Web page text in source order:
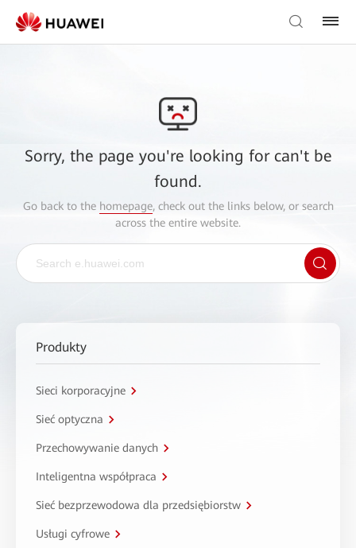
Sorry, the page you're looking for can't be
found.
Go back to the homepage, check out the links below, or search
across the entire website.
Produkty
Sieci korporacyjne
Sieć optyczna
Przechowywanie danych
Inteligentna współpraca
Sieć bezprzewodowa dla przedsiębiorstw
Usługi cyfrowe